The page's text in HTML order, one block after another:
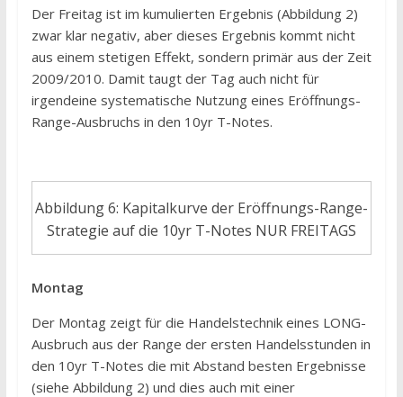
Der Freitag ist im kumulierten Ergebnis (Abbildung 2)
zwar klar negativ, aber dieses Ergebnis kommt nicht
aus einem stetigen Effekt, sondern primär aus der Zeit
2009/2010. Damit taugt der Tag auch nicht für
irgendeine systematische Nutzung eines Eröffnungs-
Range-Ausbruchs in den 10yr T-Notes.
Abbildung 6: Kapitalkurve der Eröffnungs-Range-
Strategie auf die 10yr T-Notes NUR FREITAGS
Montag
Der Montag zeigt für die Handelstechnik eines LONG-
Ausbruch aus der Range der ersten Handelsstunden in
den 10yr T-Notes die mit Abstand besten Ergebnisse
(siehe Abbildung 2) und dies auch mit einer